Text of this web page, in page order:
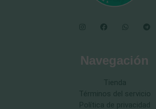
Navegación
Tienda
Términos del servicio
Política de privacidad